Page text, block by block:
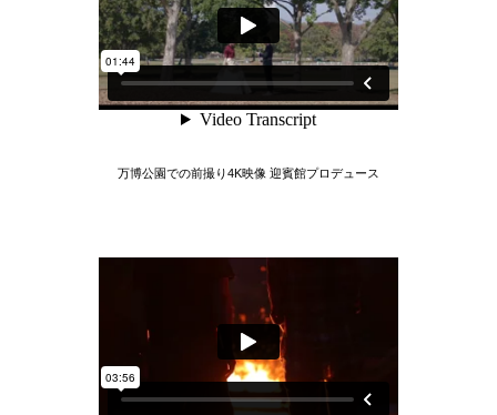
万博公園での前撮り4K映像 迎賓館プロデュース